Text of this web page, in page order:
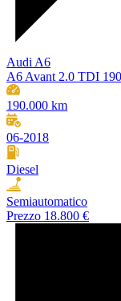
Audi A6
A6 Avant 2.0 TDI
190.000 km
06-2018
Diesel
Semiautomatico
Prezzo 18.800 €